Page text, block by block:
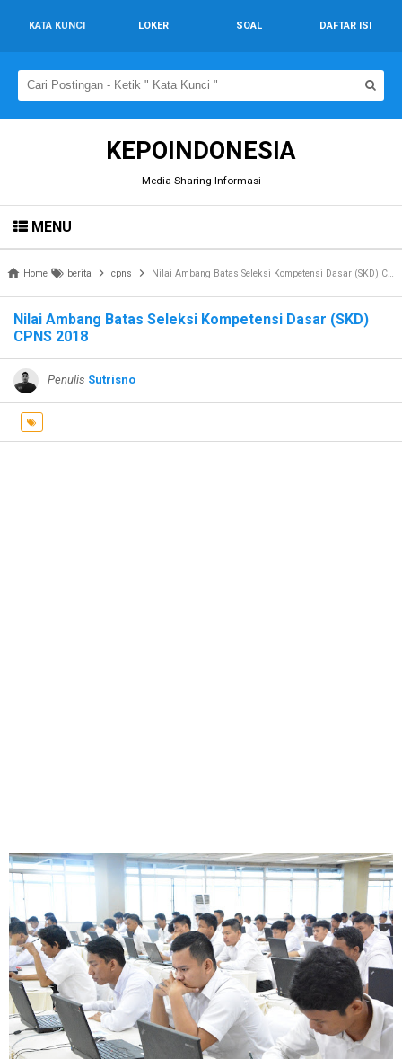
KATA KUNCI LOKER SOAL DAFTAR ISI
KEPOINDONESIA
Media Sharing Informasi
MENU
Home berita cpns Nilai Ambang Batas Seleksi Kompetensi Dasar (SKD) CPNS 2018
Nilai Ambang Batas Seleksi Kompetensi Dasar (SKD)
CPNS 2018
Penulis Sutrisno